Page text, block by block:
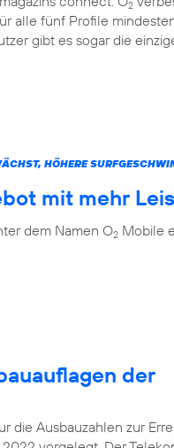
2
alle fünf Profile
gibt es sogar die
HÖHERE
mit mehr
dem Namen O2 Mobile
der
die Ausbauzahlen zur